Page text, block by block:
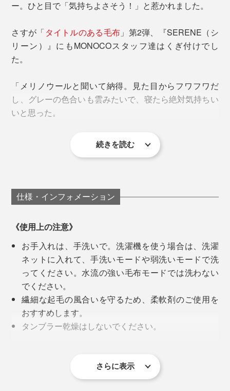
ウールは、保温性と吸・放湿性にすぐれているので、冷
てくれて、一晩中、心地よい暖かさが続きます。
毛布」の第2弾。
無地なのに、表情のあるグレーは、まるでモダンアート
のようです。毛布1枚だけで、寝室が、洗練された空間
へ。
『SERENE』は、ニューマイヤー毛布といって、もと
は保温力の低いアクリル製やポリエステル製の毛布を、
もっと暖かくするための製法でつくっています。
土台となる1枚の基布から、オモテ・ウラ両面にウール
糸をかき出して、起毛させる製法なので、毛足はふんわ
り長く。
長い毛足のあいだに、体温で暖まった空気をたっぷり溜
め込むから、ウールのニューマイヤー毛布は、軽い仕上
ふつうの毛布より約10cm幅が広い。寝返りを打って
も、はだけにくいつくりです。
廣瀬さんが目指した毛布は、「子どものときから、大人
男性も女性も、大人も赤ちゃんも。ベッドカバーを掛け
なくても、これ1枚で、寝室の顔になれる。長年、ずっ
と使える。ありそうでなかった毛布です。
ー。ひと目で「気持ちよさそう！」と惹かれました。
さすが「タイトルのある毛布 」第2弾、『SERENE（シ
リーン）』にもMONOCOスタッフ達はくぎ付けでし
た。
「メリノウールと聞いて納得。見た目からフワフワだ
し、グレーの色合いも雲みたいで、寝たら絶対気持ちい
いと思った。
実際に寝てみたら、期待以上の気持ちよさ。頬ずりした
「前回の「タイトルのある毛布
綿毛布なので、暖かさは『SERENE』が上ですね。毛
よくある安価なウールはチクチクしたり、匂いが気にな
ったりもしますが、『SERENE』には感じません。も
ちろん、こっちも買います（笑）」
「無地だけど、濃淡があったり、端が白かったり、深み
がある。グレーの毛布といっても、こんなにかっこいい
毛布はなかなかない。
イデアは暖かくていいなと思った。パジャマやスウェッ
ト姿もおしゃれに見える」
続きを読む
仕様・インフォメーション
《使用上の注意》
お手入れは、手洗いで。洗濯機を使う場合は、洗濯
ネットに入れて、手洗いモードや弱洗いモードで洗
ってください。水流の強い毛布モードでは洗わない
でください。
繊細な起毛の風合いを守るため、柔軟剤のご使用を
おすすめします。
タンブラー乾燥はしないでください。
使い始めは、濃い色の服に細かい毛羽が付くことが
さらに表示